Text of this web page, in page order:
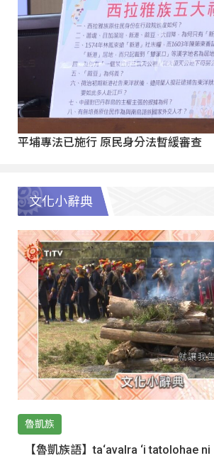
平埔專法已施行 原民身分法暫緩審查
文化小辭典
魯凱族
【魯凱族語】ta‘avalra ‘i tatolohae